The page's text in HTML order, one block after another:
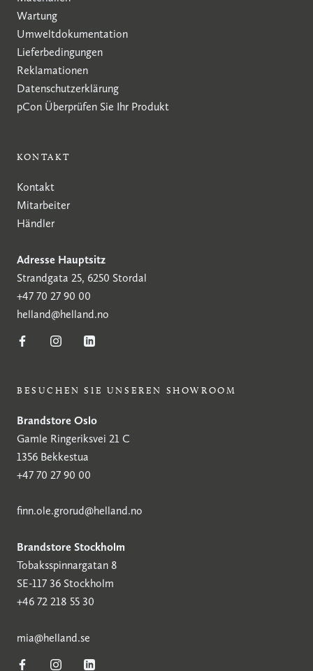
Wartung
Umweltdokumentation
Lieferbedingungen
Reklamationen
Datenschutzerklärung
pCon Überprüfen Sie Ihr Produkt
KONTAKT
Kontakt
Mitarbeiter
Händler
Adresse Hauptsitz
Strandgata 25, 6250 Stordal
+47 70 27 90 00
helland@helland.no
BESUCHEN SIE UNSEREN SHOWROOM
Brandstore Oslo
Gamle Ringeriksvei 21 C
1356 Bekkestua
+47 70 27 90 00
finn.ole.grorud@helland.no
Brandstore Stockholm
Tobaksspinnargatan 8
SE-117 36 Stockholm
+46 72 218 55 30
mia@helland.se